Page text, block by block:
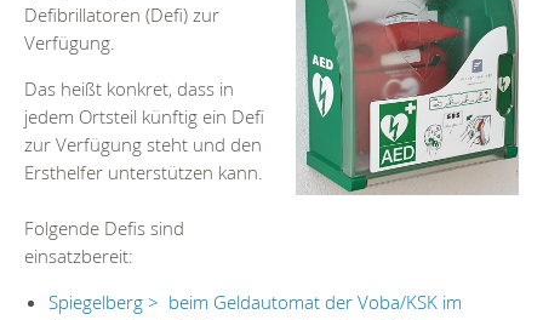
Defibrillatoren (Defi) zur
Verfügung.
Das heißt konkret, dass in
jedem Ortsteil künftig ein Defi
zur Verfügung steht und den
Ersthelfer unterstützen kann.
Folgende Defis sind
einsatzbereit:
Spiegelberg > beim Geldautomat der Voba/KSK im